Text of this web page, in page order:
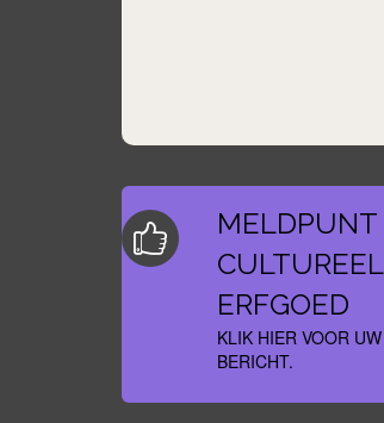
MELDPUNT
CULTUREEL
ERFGOED
KLIK HIER VOOR UW
BERICHT.